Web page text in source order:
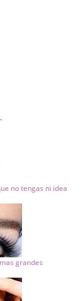
no tengas ni idea
grandes